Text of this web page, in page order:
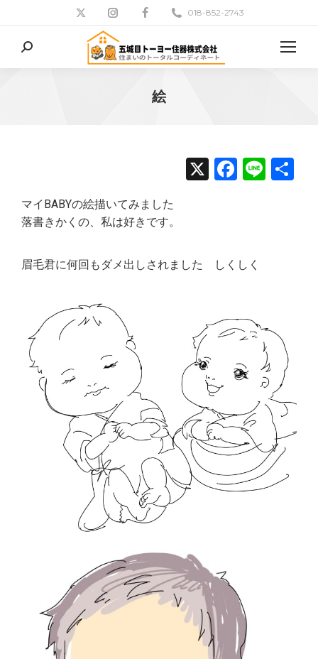
018-852-2743
検
索:
絵
X Line
マイBABYの絵描いてみました
落書きかくの、私は好きです。
眉毛君に何回もダメ出しされました しくしく